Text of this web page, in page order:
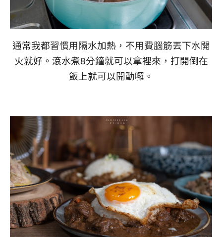
通常我都習慣用隔水加熱，不用費腦筋丟下水開
火就好。滾水煮8分鐘就可以拿裡來，打開倒在
飯上就可以開動囉。